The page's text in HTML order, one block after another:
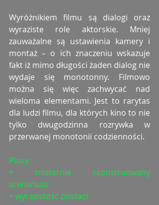
Wyróżnikiem filmu są dialogi oraz
wyraziste role aktorskie. Mniej
zauważalne są ustawienia kamery i
montaż – o ich znaczeniu wskazuje
fakt iż mimo długości żaden dialog nie
wydaje się monotonny. Filmowo
można się więc zachwycać nad
wieloma elementami. Jest to rarytas
dla ludzi filmu, dla których kino to nie
tylko dwugodzinna rozrywka w
przerwanej monotonii codzienności.
Plusy:
+ misternie skonstruowany
scenariusz
+ wyrazistość postaci